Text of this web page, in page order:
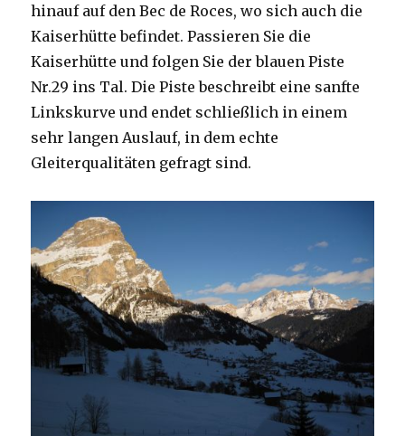
hinauf auf den Bec de Roces, wo sich auch die
Kaiserhütte befindet. Passieren Sie die
Kaiserhütte und folgen Sie der blauen Piste
Nr.29 ins Tal. Die Piste beschreibt eine sanfte
Linkskurve und endet schließlich in einem
sehr langen Auslauf, in dem echte
Gleiterqualitäten gefragt sind.